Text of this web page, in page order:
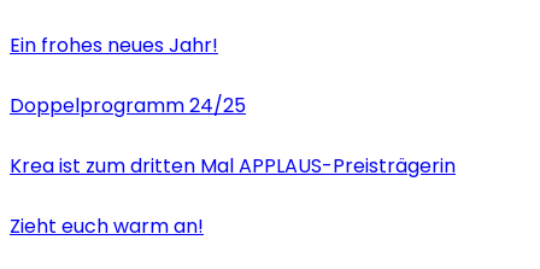
Ein frohes neues Jahr!
Doppelprogramm 24/25
Krea ist zum dritten Mal APPLAUS-Preisträgerin
Zieht euch warm an!